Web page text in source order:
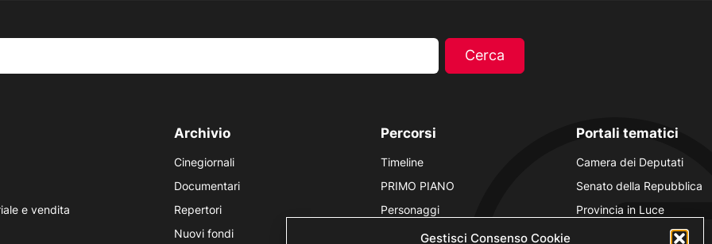
Gestisci Consenso Cookie
e vendita
Archivio
Cinegiornali
Documentari
Repertori
Nuovi fondi
Percorsi
Timeline
PRIMO PIANO
Personaggi
Polvere d’Archivio
Portali tematici
Camera dei Deputati
Senato della Repubblica
Provincia in Luce